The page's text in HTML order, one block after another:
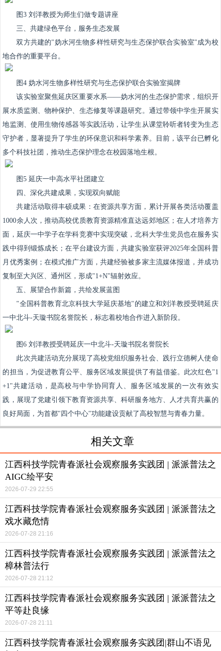
图3 刘洋教授为师生们做专题讲座
三、共建绿色平台，服务生态发展
双方共建的"妫水河生物多样性研究与生态保护联合实验室"成为校
地合作的重要平台。
图4 妫水河生物多样性研究与生态保护联合实验室揭牌
该实验室聚焦延庆区重要水系——妫水河的生态保护需求，组织开
展水质监测、物种保护、生态修复等课题研究。通过带领中学生开展实
地监测、使用生物传感器等实践活动，让学生从课堂聆听者转变为生态
守护者，显著提升了学生的环保意识和科学素养。目前，该平台已孵化
多个科技社团，推动生态保护理念在校园落地生根。
图5 延庆一中高水平社团建立
四、深化共建成果，实现双向赋能
共建活动取得丰硕成果：在资源共享方面，累计开展各类活动覆盖
1000余人次，推动高校优质教育资源精准直达远郊地区；在人才培养方
面，延庆一中学子在学科竞赛中实现突破，北科大学生党员也在服务实
践中得到锻炼成长；在平台建设方面，共建实验室获评2025年全国科普
月优秀案例；在模式推广方面，共建经验被多家主流媒体报道，并成功
复制至大兴区、通州区，形成"1+N"辐射效应。
五、展望合作新篇，共绘发展蓝图
"全国科普教育北京科技大学延庆基地"的建立和刘洋教授受聘延庆
一中北斗-天璇书院名誉院长，标志着校地合作进入新阶段。
图6 刘洋教授受聘延庆一中北斗-天璇书院名誉院长
此次共建活动充分展现了高校党组织服务社会、践行立德树人使命
的担当，为促进教育公平、服务区域发展提供了有益借鉴。此次红色"1
+1"共建活动，是高校与中学协同育人、服务区域发展的一次有效实
践，展现了党建引领下教育资源共享、科研服务地方、人才共育共赢的
良好局面，为首都"四个中心"功能建设贡献了高校智慧与青春力量。
相关文章
江西科技学院青春派社会观察服务实践团 | 派派普法之
AIGC绘平安
2026-07-29 22:55
江西科技学院青春派社会观察服务实践团 | 派派普法之
戏水藏危情
2026-07-28 21:16
江西科技学院青春派社会观察服务实践团 | 派派普法之
樟林普法行
2026-07-28 21:12
江西科技学院青春派社会观察服务实践团 | 派派普法之
平等赴良缘
2026-07-28 21:11
江西科技学院青春派社会观察服务实践团|群山不语见